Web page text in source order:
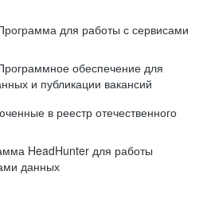
для работы с сервисами
обеспечение для
и публикации вакансий
в реестр отечественного
HeadHunter для работы
данных